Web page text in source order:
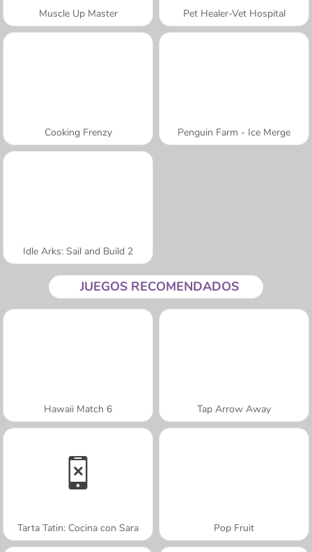
Muscle Up Master Pet Healer-Vet Hospital
Cooking Frenzy Penguin Farm - Ice Merge
Idle Arks: Sail and Build 2
JUEGOS RECOMENDADOS
Hawaii Match 6 Tap Arrow Away
Tarta Tatin: Cocina con Sara Pop Fruit